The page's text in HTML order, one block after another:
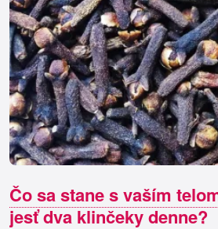
Čo sa stane s vaším
jesť dva klinčeky denne?